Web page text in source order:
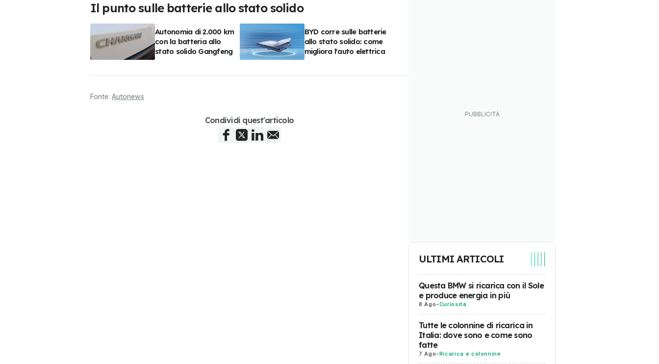
Il punto sulle batterie allo stato solido
Autonomia di 2.000 km
con la batteria allo
stato solido Gangfeng
BYD corre sulle batterie
allo stato solido: come
migliora l'auto elettrica
Fonte: Autonews
Condividi quest'articolo
ULTIMI ARTICOLI
Questa BMW si ricarica con il Sole
e produce energia in più
8 Ago-Curiosità
Tutte le colonnine di ricarica in
Italia: dove sono e come sono
fatte
7 Ago-Ricarica e colonnine